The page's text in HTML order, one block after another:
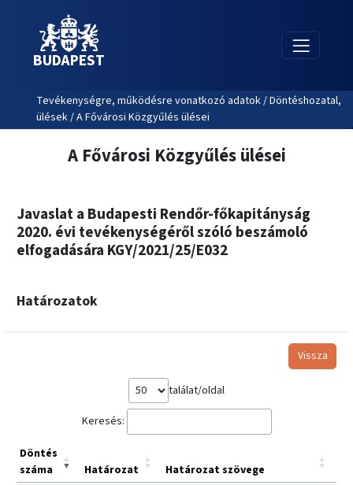
BUDAPEST
Tevékenységre, működésre vonatkozó adatok / Döntéshozatal,
ülések / A Fővárosi Közgyűlés ülései
A Fővárosi Közgyűlés ülései
Javaslat a Budapesti Rendőr-főkapitányság
2020. évi tevékenységéről szóló beszámoló
elfogadására KGY/2021/25/E032
Határozatok
Vissza
találat/oldal
Keresés:
Döntés
száma
Határozat
Határozat szövege